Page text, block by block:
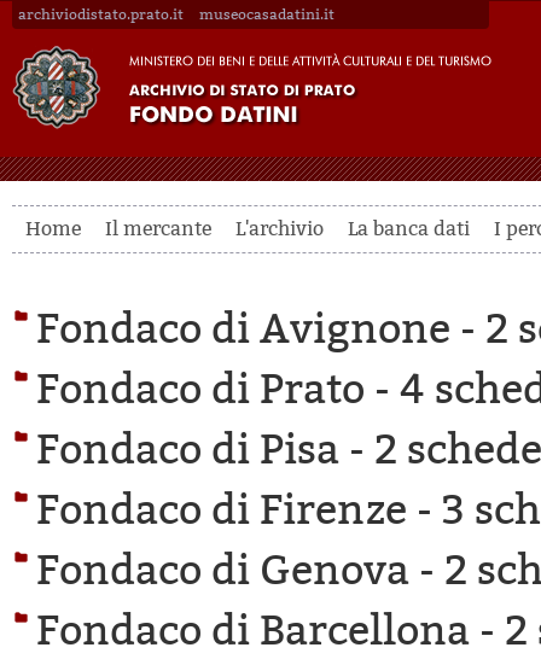
archiviodistato.prato.it museocasadatini.it
Home Il mercante L'archivio La banca dati I
Fondaco di Avignone - 2
Fondaco di Prato - 4
Fondaco di Pisa - 2
Fondaco di Firenze - 3
Fondaco di Genova - 2
Fondaco di Barcellona - 2